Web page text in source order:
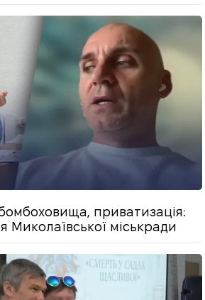
приватизація:
Миколаївської міськради